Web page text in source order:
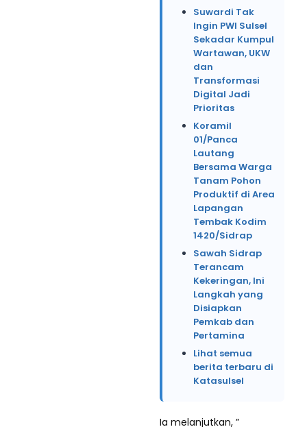
Suwardi Tak
Ingin PWI Sulsel
Sekadar Kumpul
Wartawan, UKW
dan
Transformasi
Digital Jadi
Prioritas
Koramil
01/Panca
Lautang
Bersama Warga
Tanam Pohon
Produktif di Area
Lapangan
Tembak Kodim
1420/Sidrap
Sawah Sidrap
Terancam
Kekeringan, Ini
Langkah yang
Disiapkan
Pemkab dan
Pertamina
Lihat semua
berita terbaru di
Katasulsel
Ia melanjutkan, ”